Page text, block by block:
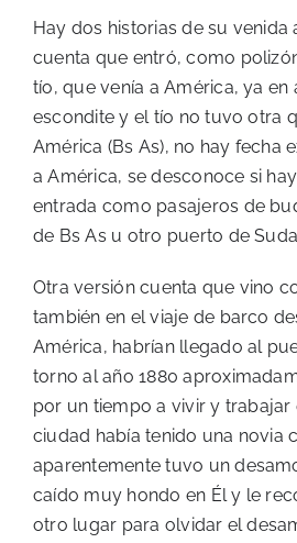
Hay dos historias de su venida
cuenta que entró, como
tío, que venía a América, ya en
escondite y el tío no tuvo otra
América (Bs As), no hay fecha
a América, se desconoce si
entrada como pasajeros de
de Bs As u otro puerto de
Otra versión cuenta que vino
también en el viaje de barco
América, habrían llegado al
torno al año 1880
por un tiempo a vivir y trabajar
ciudad había tenido una novia
aparentemente tuvo un
caído muy hondo en Él y le
otro lugar para olvidar el